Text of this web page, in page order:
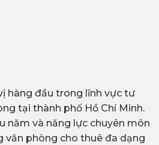
hàng đầu trong lĩnh vực tư
tại thành phố Hồ Chí Minh.
năm và năng lực chuyên môn
văn phòng cho thuê đa dạng